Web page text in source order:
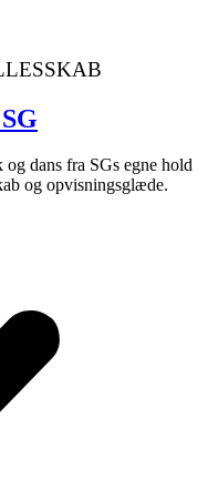
dans fra SGs egne hold
og opvisningsglæde.